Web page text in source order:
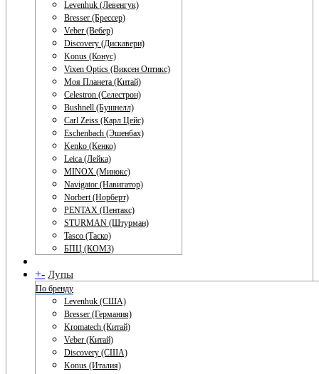
Levenhuk (Левенгук)
Bresser (Брессер)
Veber (Вебер)
Discovery (Дискавери)
Konus (Конус)
Vixen Optics (Виксен Оптикс)
Моя Планета (Китай)
Celestron (Селестрон)
Bushnell (Бушнелл)
Carl Zeiss (Карл Цейс)
Eschenbach (Эшенбах)
Kenko (Кенко)
Leica (Лейка)
MINOX (Минокс)
Navigator (Навигатор)
Norbert (Норберт)
PENTAX (Пентакс)
STURMAN (Штурман)
Tasco (Таско)
БПЦ (КОМЗ)
+- Лупы
По бренду
Levenhuk (США)
Bresser (Германия)
Kromatech (Китай)
Veber (Китай)
Discovery (США)
Konus (Италия)